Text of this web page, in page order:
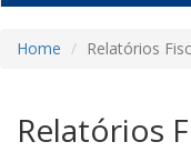
Home Relatórios
Relatórios